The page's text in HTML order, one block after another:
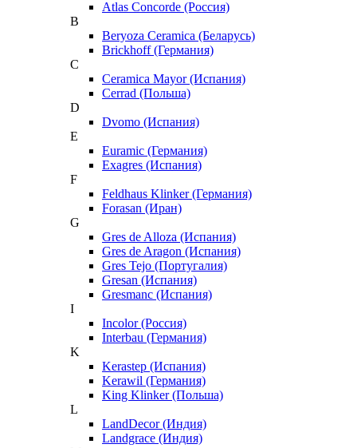
Atlas Concorde (Россия)
B
Beryoza Ceramica (Беларусь)
Brickhoff (Германия)
C
Ceramica Mayor (Испания)
Cerrad (Польша)
D
Dvomo (Испания)
E
Euramic (Германия)
Exagres (Испания)
F
Feldhaus Klinker (Германия)
Forasan (Иран)
G
Gres de Alloza (Испания)
Gres de Aragon (Испания)
Gres Tejo (Португалия)
Gresan (Испания)
Gresmanc (Испания)
I
Incolor (Россия)
Interbau (Германия)
K
Kerastep (Испания)
Kerawil (Германия)
King Klinker (Польша)
L
LandDecor (Индия)
Landgrace (Индия)